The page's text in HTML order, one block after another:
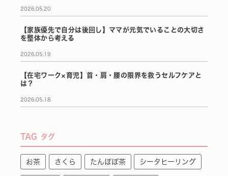
2026.05.20
【家族優先で自分は後回し】ママが元気でいることの大切さ
を整体から考える
2026.05.19
【在宅ワーク×育児】首・肩・腰の限界を救うセルフケアと
は？
2026.05.18
TAG タグ
お茶 さくら たんぽぽ茶 シータヒーリング